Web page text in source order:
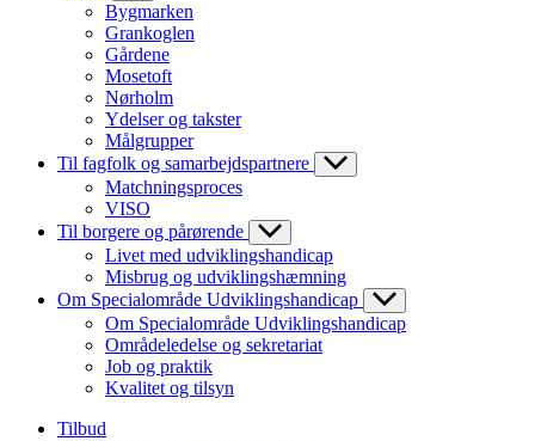
Bygmarken
Grankoglen
Gårdene
Mosetoft
Nørholm
Ydelser og takster
Målgrupper
Til fagfolk og samarbejdspartnere
Matchningsproces
VISO
Til borgere og pårørende
Livet med udviklingshandicap
Misbrug og udviklingshæmning
Om Specialområde Udviklingshandicap
Om Specialområde Udviklingshandicap
Områdeledelse og sekretariat
Job og praktik
Kvalitet og tilsyn
Tilbud